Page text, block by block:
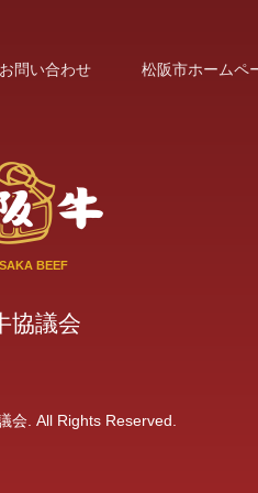
お問い合わせ 松阪市ホームペ
BEEF
協議会
会. All Rights Reserved.